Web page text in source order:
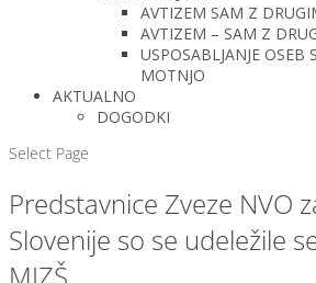
AVTIZEM SAM Z
AVTIZEM – SAM Z
USPOSABLJANJE OSEB
MOTNJO
AKTUALNO
DOGODKI
Select Page
Predstavnice Zveze NVO
Slovenije so se udeležile